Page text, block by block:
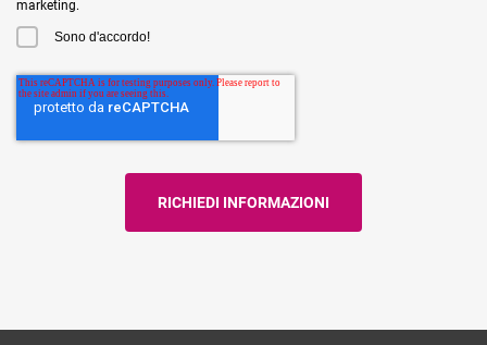
marketing.
Sono d'accordo!